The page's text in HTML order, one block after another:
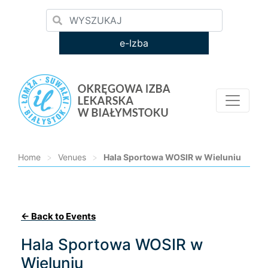
e-Izba
Home > Venues > Hala Sportowa WOSIR w Wieluniu
← Back to Events
Hala Sportowa WOSIR w
Wieluniu